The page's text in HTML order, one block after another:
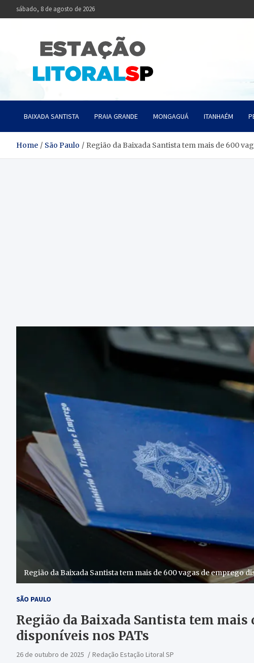
to
sábado, 8 de agosto de 2026
Estação
BAIXADA SANTISTA PRAIA GRANDE MONGAGUÁ ITANHAÉM
Home São Paulo Região da Baixada Santista tem mais de 600
Região da Baixada Santista tem mais de 600 vagas de emprego
SÃO PAULO
Região da Baixada Santista tem mais
disponíveis nos PATs
26 de outubro de 2025 Redação Estação Litoral SP